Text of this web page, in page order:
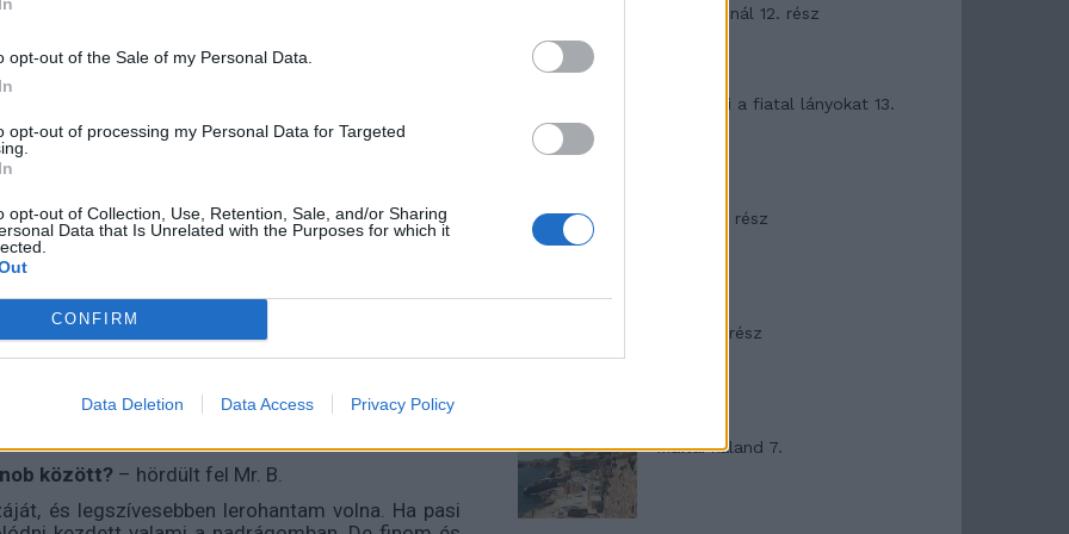
opt-out of the Sale of my Personal Data.
opt-out of processing my Personal Data for Targeted
opt-out of Collection, Use, Retention, Sale, and/or Sharing
Data that Is Unrelated with the Purposes for which it
CONFIRM
Data Deletion Data Access Privacy Policy
néztünk, aki összevont szemöldökkel mustrált
repülni fogunk perceken belül. Én azért, akinek
elbírok, ő se lehet nagyobb gond.
és független vagyok, de a családom az
következményeket. Nem vagyok már gyerek,
biztos, hogy én vagyok a zsákod foltja, de ne
te vagy. Pontosabban nem olyat, hanem
együtt élő nő az eseted? Azt kell
között? – hördült fel Mr. B.
és legszívesebben lerohantam volna. Ha pasi
Garda-tónál 12. rész
T. szereti a fiatal lányokat 13.
Minka 10. rész
Minka 9. rész
Máltai kaland 7.